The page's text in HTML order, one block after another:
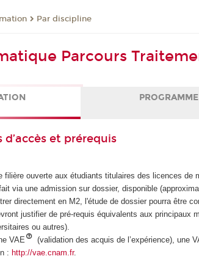
Par discipline
Parcours
PROGRAMME
et prérequis
filière ouverte aux étudiants titulaires des licences de
via une admission sur dossier, disponible
directement en M2, l'étude de dossier pourra être
justifier de pré-requis équivalents aux
ou autres).
VAE
(validation des acquis de l’expérience), une
:http://vae.cnam.fr.